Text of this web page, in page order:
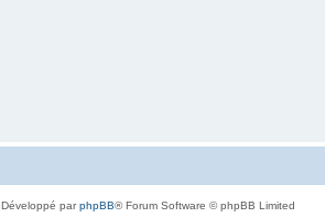
Développé parphpBB® Forum Software © phpBB Limited